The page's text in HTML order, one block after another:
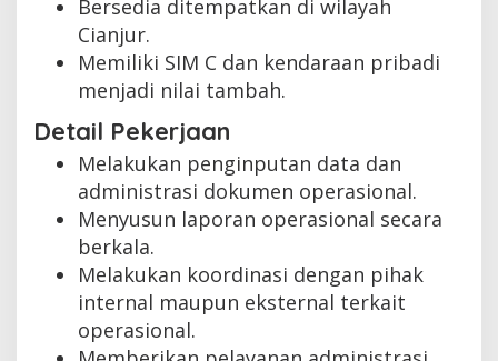
Bersedia ditempatkan di wilayah
Cianjur.
Memiliki SIM C dan kendaraan pribadi
menjadi nilai tambah.
Detail Pekerjaan
Melakukan penginputan data dan
administrasi dokumen operasional.
Menyusun laporan operasional secara
berkala.
Melakukan koordinasi dengan pihak
internal maupun eksternal terkait
operasional.